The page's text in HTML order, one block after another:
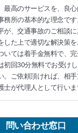
最高のサービスを、良
務所の基本的な理念で
が、交通事故のご相談
した上で適切な解決策を
いては着手金無料で、
初回30分無料でお受け
。ご依頼頂ければ、相
士が代理人として行いま
問い合わせ窓口